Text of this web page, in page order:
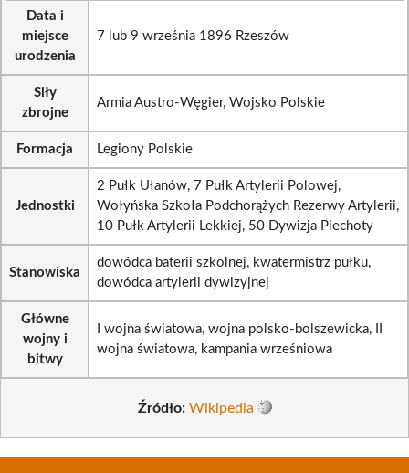
Data i
miejsce
urodzenia
7 lub 9 września 1896 Rzeszów
Siły
zbrojne
Armia Austro-Węgier, Wojsko Polskie
Formacja Legiony Polskie
Jednostki
2 Pułk Ułanów, 7 Pułk Artylerii Polowej,
Wołyńska Szkoła Podchorążych Rezerwy Artylerii,
10 Pułk Artylerii Lekkiej, 50 Dywizja Piechoty
Stanowiska
dowódca baterii szkolnej, kwatermistrz pułku,
dowódca artylerii dywizyjnej
Główne
wojny i
bitwy
I wojna światowa, wojna polsko-bolszewicka, II
wojna światowa, kampania wrześniowa
Źródło: Wikipedia